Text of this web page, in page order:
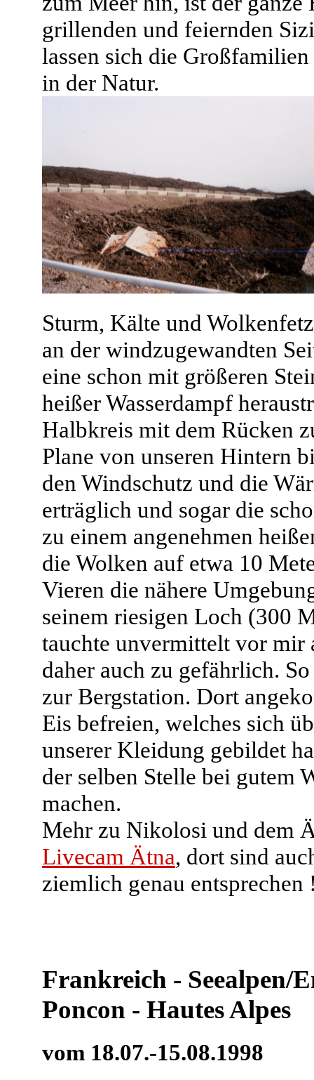
grillenden und feiernden
lassen sich die
in der Natur.
Sturm, Kälte und
an der windzugewandten
eine schon mit größeren
heißer Wasserdampf
Halbkreis mit dem Rücken
Plane von unseren Hintern
den Windschutz und die
erträglich und sogar die
zu einem angenehmen
die Wolken auf etwa 10
Vieren die nähere
seinem riesigen Loch (300
tauchte unvermittelt vor mir
daher auch zu gefährlich.
zur Bergstation. Dort
Eis befreien, welches sich
unserer Kleidung gebildet
der selben Stelle bei gutem
machen.
Mehr zu Nikolosi und dem
Livecam Ätna, dort sind
ziemlich genau entsprechen
Frankreich - Seealpen/
Poncon - Hautes Alpes
vom 18.07.-15.08.1998